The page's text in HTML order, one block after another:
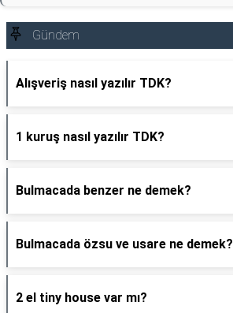
Gündem
Alışveriş nasıl yazılır TDK?
1 kuruş nasıl yazılır TDK?
Bulmacada benzer ne demek?
Bulmacada özsu ve usare ne demek?
2 el tiny house var mı?